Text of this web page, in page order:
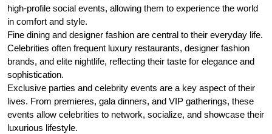
high-profile social events, allowing them to experience the world
in comfort and style.
Fine dining and designer fashion are central to their everyday life.
Celebrities often frequent luxury restaurants, designer fashion
brands, and elite nightlife, reflecting their taste for elegance and
sophistication.
Exclusive parties and celebrity events are a key aspect of their
lives. From premieres, gala dinners, and VIP gatherings, these
events allow celebrities to network, socialize, and showcase their
luxurious lifestyle.